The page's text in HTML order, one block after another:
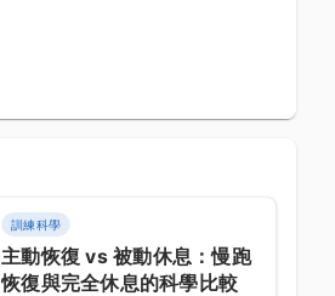
訓練科學
主動恢復 vs 被動休息：慢跑
恢復與完全休息的科學比較